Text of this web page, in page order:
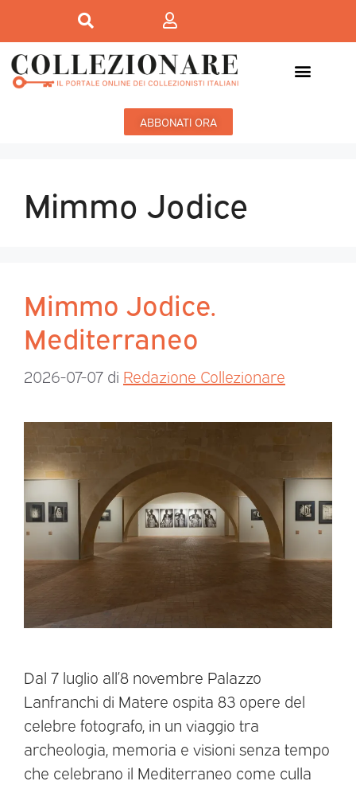
ABBONATI ORA
Mimmo Jodice
Mimmo Jodice.
Mediterraneo
2026-07-07 di Redazione Collezionare
Dal 7 luglio all’8 novembre Palazzo
Lanfranchi di Matere ospita 83 opere del
celebre fotografo, in un viaggio tra
archeologia, memoria e visioni senza tempo
che celebrano il Mediterraneo come culla